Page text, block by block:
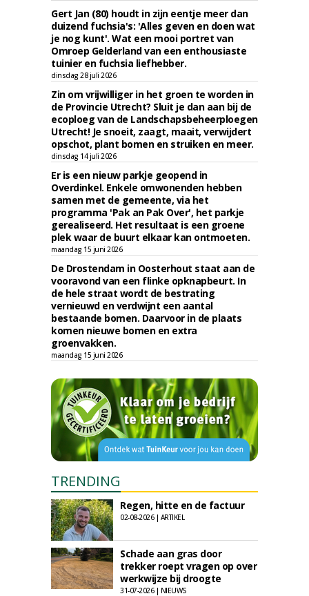
Gert Jan (80) houdt in zijn eentje meer dan
duizend fuchsia's: 'Alles geven en doen wat
je nog kunt'. Wat een mooi portret van
Omroep Gelderland van een enthousiaste
tuinier en fuchsia liefhebber.
dinsdag 28 juli 2026
Zin om vrijwilliger in het groen te worden in
de Provincie Utrecht? Sluit je dan aan bij de
ecoploeg van de Landschapsbeheerploegen
Utrecht! Je snoeit, zaagt, maait, verwijdert
opschot, plant bomen en struiken en meer.
dinsdag 14 juli 2026
Er is een nieuw parkje geopend in
Overdinkel. Enkele omwonenden hebben
samen met de gemeente, via het
programma 'Pak an Pak Over', het parkje
gerealiseerd. Het resultaat is een groene
plek waar de buurt elkaar kan ontmoeten.
maandag 15 juni 2026
De Drostendam in Oosterhout staat aan de
vooravond van een flinke opknapbeurt. In
de hele straat wordt de bestrating
vernieuwd en verdwijnt een aantal
bestaande bomen. Daarvoor in de plaats
komen nieuwe bomen en extra
groenvakken.
maandag 15 juni 2026
TRENDING
Regen, hitte en de factuur
02-08-2026 | ARTIKEL
Schade aan gras door
trekker roept vragen op over
werkwijze bij droogte
31-07-2026 | NIEUWS